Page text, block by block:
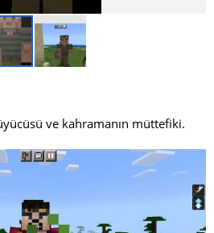
ve kahramanın müttefiki.